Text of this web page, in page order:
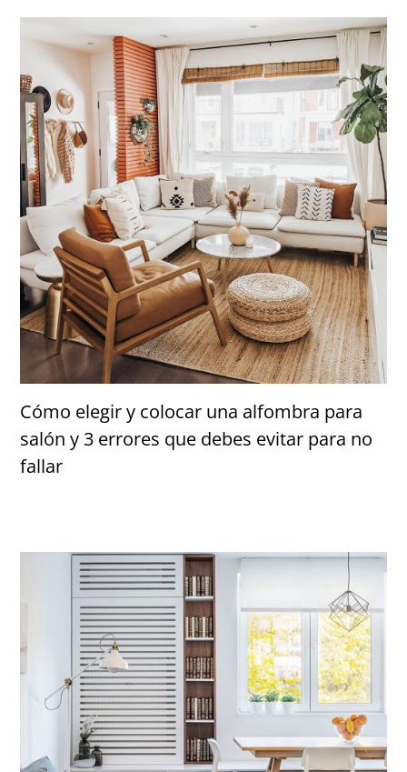
Cómo elegir y colocar una alfombra para
salón y 3 errores que debes evitar para no
fallar